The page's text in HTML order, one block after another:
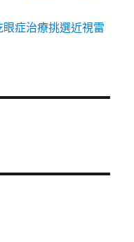
症治療挑選近視雷